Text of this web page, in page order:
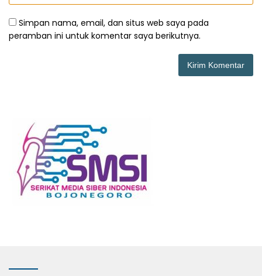
Simpan nama, email, dan situs web saya pada
peramban ini untuk komentar saya berikutnya.